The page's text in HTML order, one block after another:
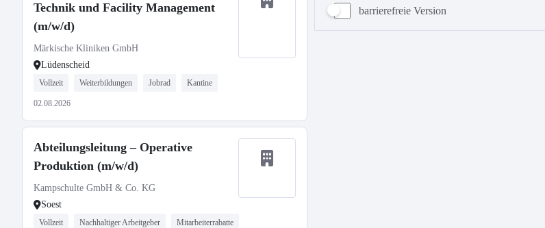
Technik und Facility Management
(m/w/d)
Märkische Kliniken GmbH
Lüdenscheid
Vollzeit Weiterbildungen Jobrad Kantine
02.08.2026
Abteilungsleitung – Operative
Produktion (m/w/d)
Kampschulte GmbH & Co. KG
Soest
Vollzeit Nachhaltiger Arbeitgeber Mitarbeiterrabatte
barrierefreie Version